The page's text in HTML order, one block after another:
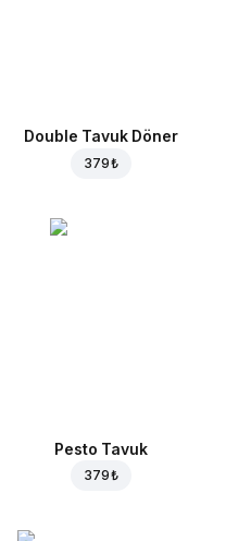
Double Tavuk Döner
379 ₺
Pesto Tavuk
379 ₺